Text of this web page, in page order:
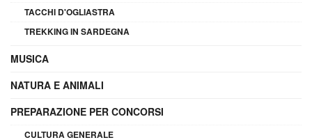
TACCHI D'OGLIASTRA
TREKKING IN SARDEGNA
MUSICA
NATURA E ANIMALI
PREPARAZIONE PER CONCORSI
CULTURA GENERALE